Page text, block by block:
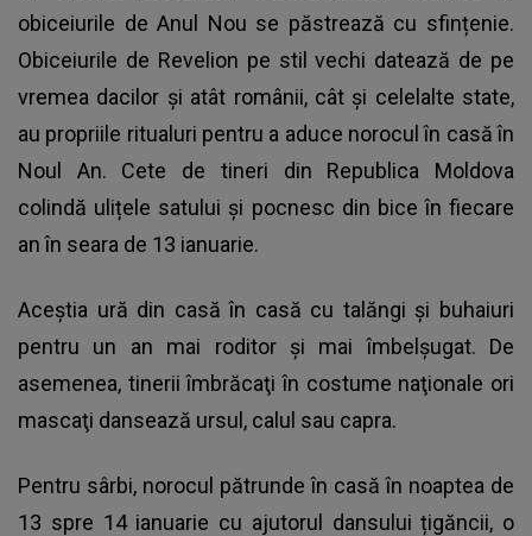
obiceiurile de Anul Nou se păstrează cu sfințenie.
Obiceiurile de Revelion pe stil vechi datează de pe
vremea dacilor și atât românii, cât și celelalte state,
au propriile ritualuri pentru a aduce norocul în casă în
Noul An. Cete de tineri din Republica Moldova
colindă ulițele satului și pocnesc din bice în fiecare
an în seara de 13 ianuarie.
Aceștia ură din casă în casă cu talăngi şi buhaiuri
pentru un an mai roditor şi mai îmbelşugat. De
asemenea, tinerii îmbrăcaţi în costume naţionale ori
mascaţi dansează ursul, calul sau capra.
Pentru sârbi, norocul pătrunde în casă în noaptea de
13 spre 14 ianuarie cu ajutorul dansului țigăncii, o